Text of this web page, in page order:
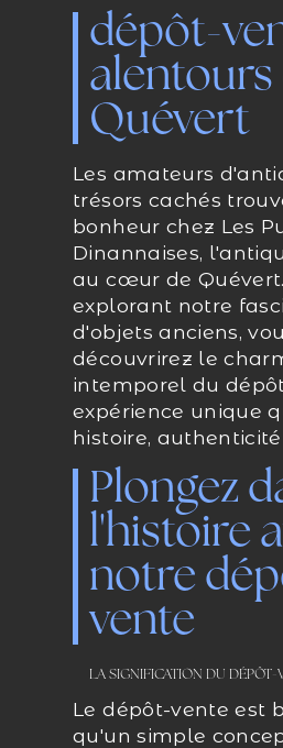
dépôt-
alentours
Quévert
Les amateurs
trésors cachés
bonheur chez Les
Dinannaises,
au cœur de
explorant notre
d'objets anciens,
découvrirez le
intemporel du
expérience unique
histoire,
Plongez
l'histoire
notre
vente
LA SIGNIFICATION DU DÉPÔT-
Le dépôt-vente est
qu'un simple